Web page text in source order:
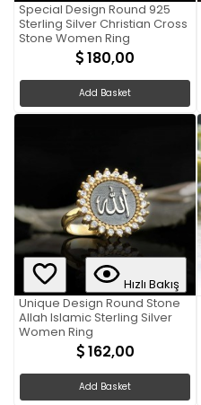
Special Design Round 925
Sterling Silver Christian Cross
Stone Women Ring
180,00
Add Basket
Hızlı Bakış
Unique Design Round Stone
Allah Islamic Sterling Silver
Women Ring
162,00
Add Basket